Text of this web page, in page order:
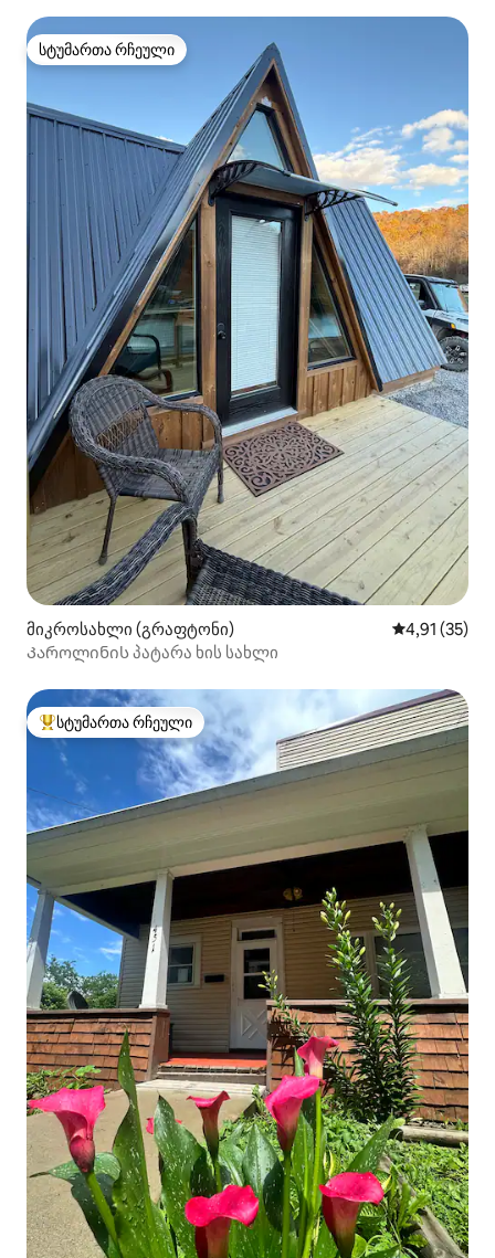
სტუმართა რჩეული
სტუმართა რჩეული
მიკროსახლი (გრაფტონი) საშუალო
4,91 (35)
Კაროლინის პატარა ხის სახლი
სტუმართა რჩეული მოწინავე ვარიანტი
სტუმართა რჩეული